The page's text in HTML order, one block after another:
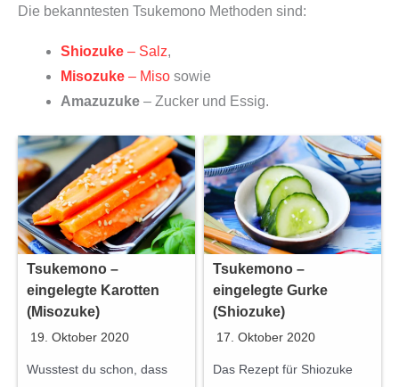
Die bekanntesten Tsukemono Methoden sind:
Shiozuke – Salz,
Misozuke – Miso sowie
Amazuzuke – Zucker und Essig.
Tsukemono –
eingelegte Karotten
(Misozuke)
19. Oktober 2020
Wusstest du schon, dass
Tsukemono –
eingelegte Gurke
(Shiozuke)
17. Oktober 2020
Das Rezept für Shiozuke